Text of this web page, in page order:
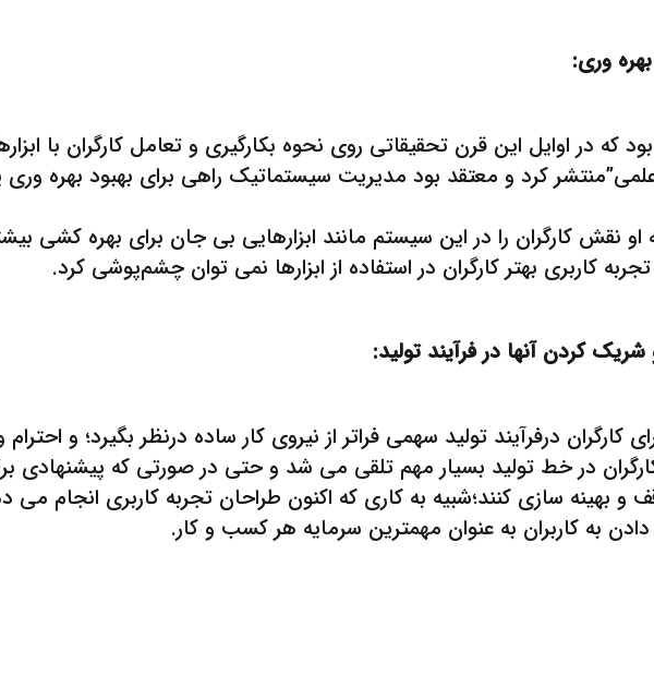
وری:
در اوایل این قرن تحقیقاتی روی نحوه بکارگیری و تعامل کارگران با
کرد و معتقد بود مدیریت سیستماتیک راهی برای بهبود بهره
او نقش کارگران را در این سیستم مانند ابزارهایی بی جان برای بهره کشی
کاربری بهتر کارگران در استفاده از ابزارها نمی توان چشم‌پوشی کرد.
کردن آنها در فرآیند تولید:
۱۹۴۰ تصمیم گرفت برای کارگران درفرآیند تولید سهمی فراتر از نیروی کار ساده درنظر بگیرد؛ و
در خط تولید بسیار مهم تلقی می شد و حتی در صورتی که پیشنهادی
بهینه سازی کنند؛شبیه به کاری که اکنون طراحان تجربه کاربری انجام می
به کاربران به عنوان مهمترین سرمایه هر کسب و کار.